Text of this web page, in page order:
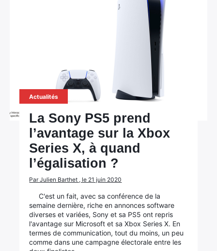
Actualités
La Sony PS5 prend
l’avantage sur la Xbox
Series X, à quand
l’égalisation ?
Par Julien Barthet , le 21 juin 2020
C'est un fait, avec sa conférence de la
semaine dernière, riche en annonces software
diverses et variées, Sony et sa PS5 ont repris
l'avantage sur Microsoft et sa Xbox Series X. En
termes de communication, tout du moins, un peu
comme dans une campagne électorale entre les